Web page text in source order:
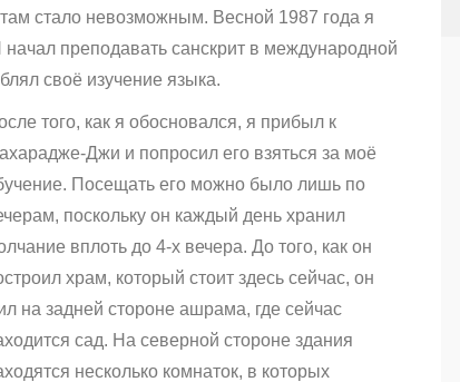
стало невозможным. Весной 1987 года я
преподавать санскрит в международной
своё изучение языка.
того, как я обосновался, я прибыл к
Джи и попросил его взяться за моё
Посещать его можно было лишь по
поскольку он каждый день хранил
вплоть до 4-х вечера. До того, как он
храм, который стоит здесь сейчас, он
на задней стороне ашрама, где сейчас
сад. На северной стороне здания
несколько комнаток, в которых